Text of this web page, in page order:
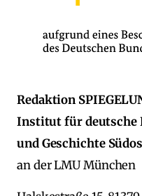
Redaktion
Institut für deutsche
und Geschichte
an der LMU München